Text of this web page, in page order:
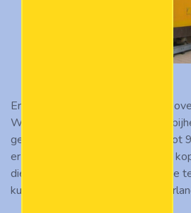
Er is een tijd lang gediscussieerd
Wilhelminapier, die er door de
gekomen is. Van 22 september tot
er alsnog een tram op de pier, de
diende namelijk als entree voor de
kunstenaar Cor Kraat in het